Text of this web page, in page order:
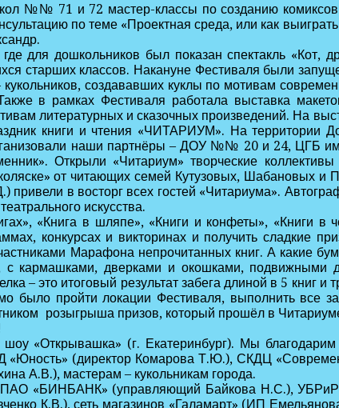
№№ 71 и 72 мастер-классы по созданию
по теме «Проектная среда, или как
для дошкольников был показан спектакль «Кот,
старших классов. Накануне Фестиваля были
создававших куклы по мотивам
в рамках Фестиваля работала выставка
литературных и сказочных произведений. На
книги и чтения «ЧИТАРИУМ». На территории
наши партнёры – ДОУ №№ 20 и 24, ЦГБ
Открыли «Читариум» творческие коллективы
от читающих семей Кутузовых, Шабановых
в восторг всех гостей «Читариума».
искусства.
«Книга в шляпе», «Книги и конфеты», «Книги
конкурсах и викторинах и получить сладкие
Марафона непрочитанных книг. А какие
кармашками, дверками и окошками, подвижными
– это итоговый результат забега длиной в 5 книг и
пройти локации Фестиваля, выполнить все
розыгрыша призов, который прошёл в
«Открывашка» (г. Екатеринбург). Мы благодарим
«Юность» (директор Комарова Т.Ю.), СКДЦ
А.В.), мастерам – кукольникам города.
«БИНБАНК» (управляющий Байкова Н.С.), УБРиР
К.В.), сеть магазинов «Галамарт» (ИП